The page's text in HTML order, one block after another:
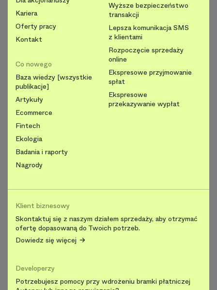
Kariera
Oferty pracy
Kontakt
Co nowego
Baza wiedzy [wszystkie
publikacje]
Artykuły
Ecommerce
Fintech
Ekologia
Badania i raporty
Nagrody
Wyższe bezpieczeństwo
transakcji
Lepsza komunikacja SMS
z klientami
Rozpoczęcie sprzedaży
online
Ekspresowe przyjmowanie
spłat
Ekspresowe
przekazywanie wypłat
Klient biznesowy
Skontaktuj się z naszym działem sprzedaży, aby otrzymać
ofertę dopasowaną do Twoich potrzeb.
Dowiedz się więcej
Developerzy
Potrzebujesz pomocy przy wdrożeniu bramki płatniczej